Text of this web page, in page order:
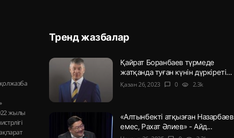
жылы
Тренд жазбалар
Қайрат Боранбаев түрмеде
жатқанда туған күнін дүркіреті...
Қазан 26, 2023 chat_bubble 0 visibility 2.3k
«Алтынбекті атқызған Назарбаев
емес, Рахат Әлиев» - Айд...